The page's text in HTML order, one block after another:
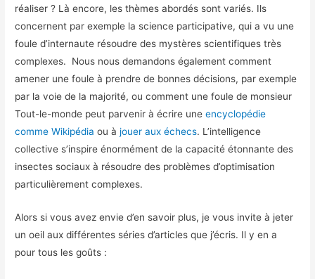
réaliser ? Là encore, les thèmes abordés sont variés. Ils
concernent par exemple la science participative, qui a vu une
foule d’internaute résoudre des mystères scientifiques très
complexes. Nous nous demandons également comment
amener une foule à prendre de bonnes décisions, par exemple
par la voie de la majorité, ou comment une foule de monsieur
Tout-le-monde peut parvenir à écrire uneencyclopédie
comme Wikipédia ou à jouer aux échecs. L’intelligence
collective s’inspire énormément de la capacité étonnante des
insectes sociaux à résoudre des problèmes d’optimisation
particulièrement complexes.
Alors si vous avez envie d’en savoir plus, je vous invite à jeter
un oeil aux différentes séries d’articles que j’écris. Il y en a
pour tous les goûts :